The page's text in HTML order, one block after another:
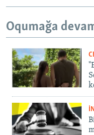
Oqumağa